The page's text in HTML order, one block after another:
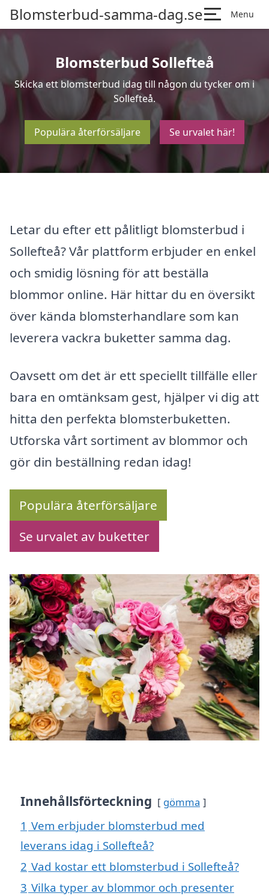
Blomsterbud-samma-dag.se Menu
Blomsterbud Sollefteå
Skicka ett blomsterbud idag till någon du tycker om i
Sollefteå.
Populära återförsäljare Se urvalet här!
Letar du efter ett pålitligt blomsterbud i
Sollefteå? Vår plattform erbjuder en enkel
och smidig lösning för att beställa
blommor online. Här hittar du en översikt
över kända blomsterhandlare som kan
leverera vackra buketter samma dag.
Oavsett om det är ett speciellt tillfälle eller
bara en omtänksam gest, hjälper vi dig att
hitta den perfekta blomsterbuketten.
Utforska vårt sortiment av blommor och
gör din beställning redan idag!
Populära återförsäljare
Se urvalet av buketter
Innehållsförteckning gömma
1 Vem erbjuder blomsterbud med
leverans idag i Sollefteå?
2 Vad kostar ett blomsterbud i Sollefteå?
3 Vilka typer av blommor och presenter